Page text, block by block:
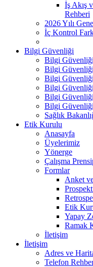
İş Akış
Rehberi
2026 Yılı
İç Kontrol
Bilgi Güvenliği
Bilgi
Bilgi
Bilgi
Bilgi
Bilgi
Bilgi Güvenliği
Sağlık
Etik Kurulu
Anasayfa
Üyelerimiz
Yönerge
Çalışma
Formlar
Anket
Etik
Yapay
Ramak
İletişim
İletişim
Adres ve
Telefon